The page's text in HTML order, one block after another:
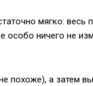
мягко: весь
особо ничего не
похоже), а затем